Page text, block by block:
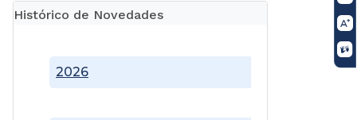
Histórico de Novedades
2026